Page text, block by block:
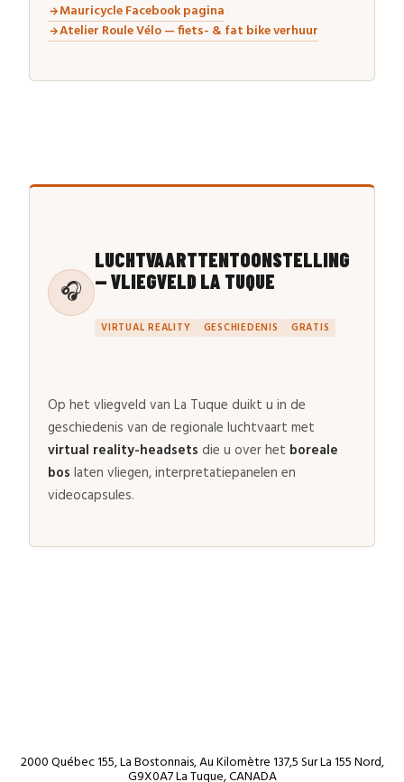
Mauricycle Facebook pagina
Atelier Roule Vélo — fiets- & fat bike verhuur
🎧
LUCHTVAARTTENTOONSTELLING
— VLIEGVELD LA TUQUE
VIRTUAL REALITY GESCHIEDENIS GRATIS
Op het vliegveld van La Tuque duikt u in de
geschiedenis van de regionale luchtvaart met
virtual reality-headsets die u over het boreale
bos laten vliegen, interpretatiepanelen en
videocapsules.
2000 Québec 155, La Bostonnais, Au Kilomètre 137,5 Sur La 155 Nord,
G9X0A7 La Tuque, CANADA